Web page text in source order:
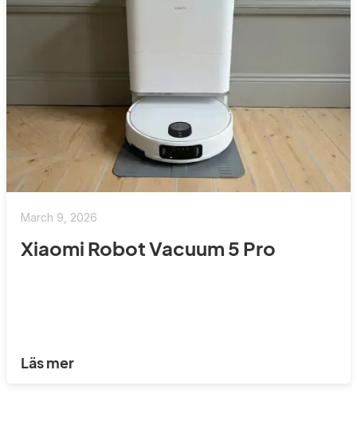
March 9, 2026
Xiaomi Robot Vacuum 5 Pro
Läs mer